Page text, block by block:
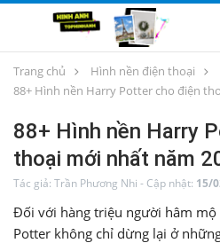
Trang chủ
Hình nền điện thoại
88+ Hình nền Harry Potter cho điện
88+ Hình nền Harry
thoại mới nhất năm
Tác giả: Trần Phương Nhi - Cập nhật: 15/
Đối với hàng triệu người hâm
Potter không chỉ dừng lại ở